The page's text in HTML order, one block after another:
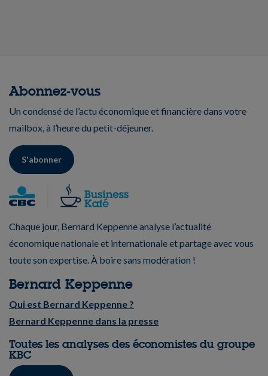
Abonnez-vous
Un condensé de l’actu économique et financière dans votre
mailbox, à l’heure du petit-déjeuner.
S'abonner
Chaque jour, Bernard Keppenne analyse l’actualité
économique nationale et internationale et partage avec vous
toute son expertise. À boire sans modération !
Bernard Keppenne
Qui est Bernard Keppenne ?
Bernard Keppenne dans la presse
Toutes les analyses des économistes du groupe
KBC